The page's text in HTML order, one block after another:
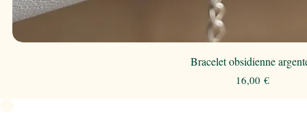
Bracelet obsidienne
Prix
16,00 €